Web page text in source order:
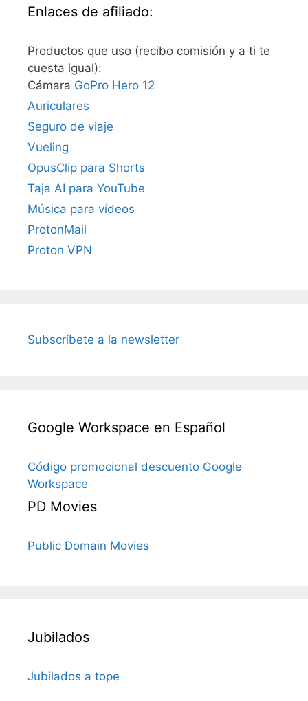
Enlaces de afiliado:
Productos que uso (recibo comisión y a ti te
cuesta igual):
Cámara GoPro Hero 12
Auriculares
Seguro de viaje
Vueling
OpusClip para Shorts
Taja AI para YouTube
Música para vídeos
ProtonMail
Proton VPN
Subscríbete a la newsletter
Google Workspace en Español
Código promocional descuento Google
Workspace
PD Movies
Public Domain Movies
Jubilados
Jubilados a tope